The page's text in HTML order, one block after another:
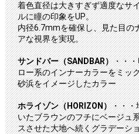
着色直径は大きすぎず適度なサ
ルに瞳の印象をUP。
内径6.7mmを確保し、見た目の
アな視界を実現。
サンドバー（SANDBAR）・・
ロー系のインナーカラーをミッ
砂浜をイメージしたカラー
ホライゾン（HORIZON）・・・
いたブラウンのフチにベージュ
スさせた大地へ続くグラデーシ